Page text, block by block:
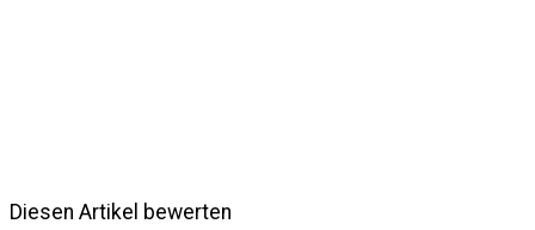
Diesen Artikel bewerten